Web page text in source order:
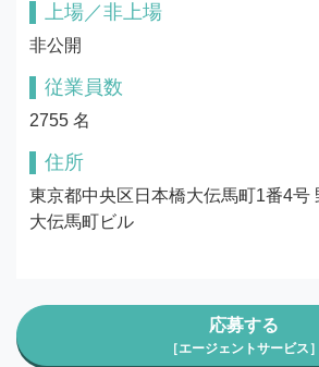
上場／非上場
非公開
従業員数
2755 名
住所
東京都中央区日本橋大伝馬町1番4号
大伝馬町ビル
応募する
［エージェントサービス］